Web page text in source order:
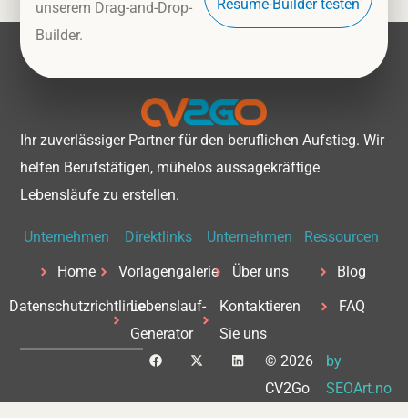
unserem Drag-and-Drop-
Builder.
Resume-Builder testen
Ihr zuverlässiger Partner für den beruflichen Aufstieg. Wir
helfen Berufstätigen, mühelos aussagekräftige
Lebensläufe zu erstellen.
Unternehmen
Home
Datenschutzrichtlinie
Direktlinks
Vorlagengalerie
Lebenslauf-
Generator
Unternehmen
Über uns
Kontaktieren
Sie uns
Ressourcen
Blog
FAQ
© 2026
CV2Go
by
SEOArt.no
F
a
b
X
-
i
L
i
e